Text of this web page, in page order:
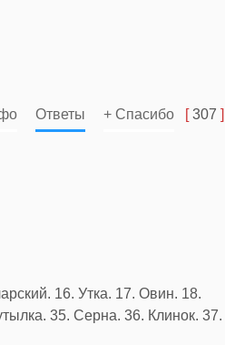
Ответы + Спасибо [307 ]
16. Утка. 17. Овин. 18.
35. Серна. 36. Клинок. 37.